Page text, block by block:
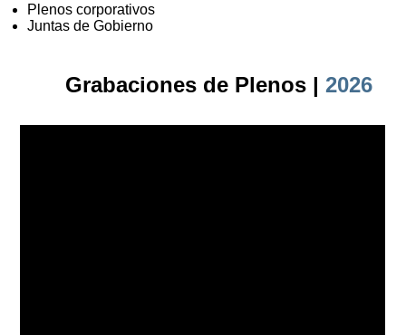
Plenos corporativos
Juntas de Gobierno
Grabaciones de Plenos | 2026